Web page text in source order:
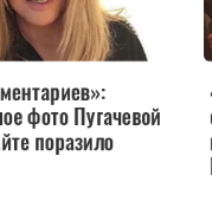
фото Пугачевой
поразило